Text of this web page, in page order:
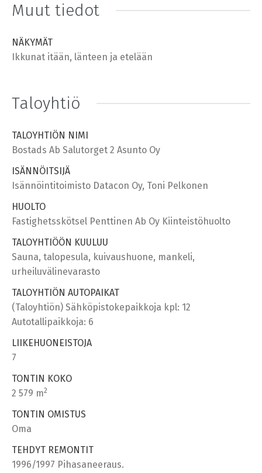
Muut tiedot
NÄKYMÄT
Ikkunat itään, länteen ja etelään
Taloyhtiö
TALOYHTIÖN NIMI
Bostads Ab Salutorget 2 Asunto Oy
ISÄNNÖITSIJÄ
Isännöintitoimisto Datacon Oy, Toni Pelkonen
HUOLTO
Fastighetsskötsel Penttinen Ab Oy Kiinteistöhuolto
TALOYHTIÖÖN KUULUU
Sauna, talopesula, kuivaushuone, mankeli,
urheiluvälinevarasto
TALOYHTIÖN AUTOPAIKAT
(Taloyhtiön) Sähköpistokepaikkoja kpl: 12
Autotallipaikkoja: 6
LIIKEHUONEISTOJA
7
TONTIN KOKO
2 579 m2
TONTIN OMISTUS
Oma
TEHDYT REMONTIT
1996/1997 Pihasaneeraus.